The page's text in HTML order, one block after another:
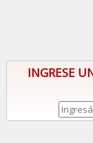
INGRESE